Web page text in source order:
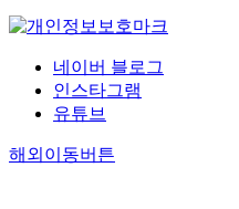
네이버 블로그
인스타그램
유튜브
해외이동버튼